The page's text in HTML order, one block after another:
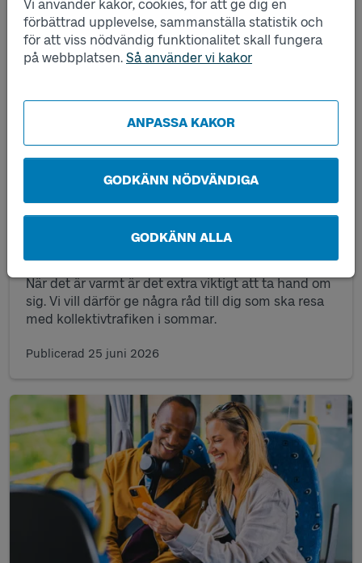
Vi använder kakor, cookies, för att ge dig en
förbättrad upplevelse, sammanställa statistik och
för att viss nödvändig funktionalitet skall fungera
på webbplatsen. Så använder vi kakor
ANPASSA KAKOR
GODKÄNN NÖDVÄNDIGA
GODKÄNN ALLA
Tips vid resor i sommarvärmen
När det är varmt är det extra viktigt att ta hand om
sig. Vi vill därför ge några råd till dig som ska resa
med kollektivtrafiken i sommar.
Publicerad 25 juni 2026